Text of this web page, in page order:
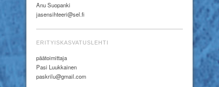
Anu Suopanki
jasensihteeri@sel.fi
ERITYISKASVATUSLEHTI
päätoimittaja
Pasi Luukkainen
paskrilu@gmail.com